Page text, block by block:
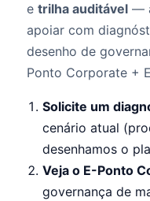
e trilha auditável —
apoiar com
desenho de
Ponto Corporate +
Solicite um
cenário atual
desenhamos o
Veja o E-Ponto
governança de